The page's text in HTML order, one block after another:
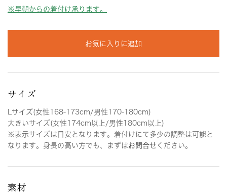
※早朝からの着付け承ります。
お気に入りに追加
サイズ
Lサイズ(女性168-173cm/男性170-180cm)
大きいサイズ(女性174cm以上/男性180cm以上)
※表示サイズは目安となります。着付けにて多少の調整は可能と
なります。身長の高い方でも、まずはお問合せ ください。
素材